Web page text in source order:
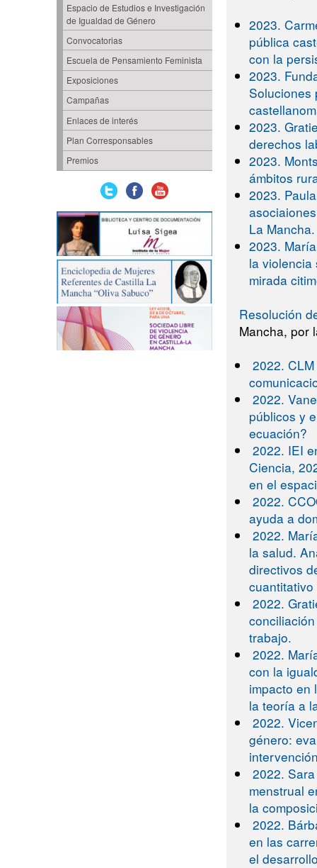
Espacio de Estudios e Investigación
de Igualdad de Género
Convocatorias
Escuela de Pensamiento Feminista
Exposiciones
Campañas
Enlaces de interés
Plan Corresponsables
Premios
2023.
pública
con la
2023.
Soluciones
2023.
derechos
2023.
ámbitos
2023.
La Mancha.
2023.
la violencia
mirada
Resolución
Mancha, por
2022.
2022.
públicos y
ecuación?
2022. IEI
Ciencia,
en el
2022.
ayuda a
2022.
la salud.
directivos
2022.
trabajo.
2022.
con la
impacto en
la teoría a
2022.
género:
2022.
menstrual
la
2022.
en las
el